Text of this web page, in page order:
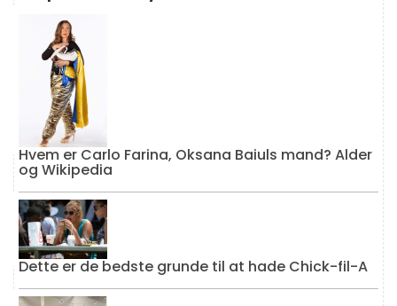
Hvem er Carlo Farina, Oksana Baiuls mand? Alder
og Wikipedia
Dette er de bedste grunde til at hade Chick-fil-A